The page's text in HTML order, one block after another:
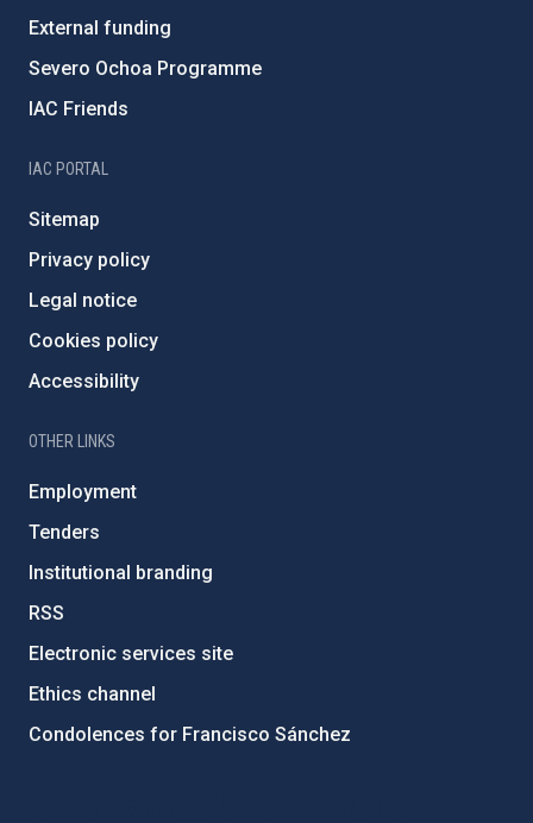
External funding
Severo Ochoa Programme
IAC Friends
IAC PORTAL
Sitemap
Privacy policy
Legal notice
Cookies policy
Accessibility
OTHER LINKS
Employment
Tenders
Institutional branding
RSS
Electronic services site
Ethics channel
Condolences for Francisco Sánchez